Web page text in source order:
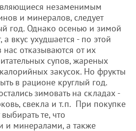
незаменимым
и минералов, следует
год. Однако осенью и зимой
а вкус ухудшается - по этой
отказываются от их
супов, жареных
закусок. Но фрукты
в рационе круглый год.
зимовать на складах -
свекла и т.п. При покупке
те, что
и минералами, а также